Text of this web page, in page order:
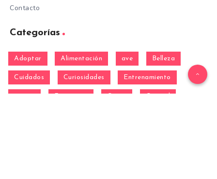
Contacto
Categorías
Adoptar Alimentación ave Belleza
Cuidados Curiosidades Entrenamiento